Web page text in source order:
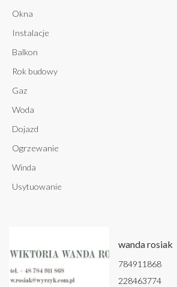
Okna
Instalacje
Balkon
Rok budowy
Gaz
Woda
Dojazd
Ogrzewanie
Winda
Usytuowanie
wanda rosiak
784911868
228463774